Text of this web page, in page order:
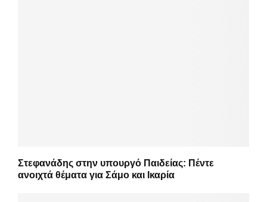
Στεφανάδης στην υπουργό Παιδείας: Πέντε
ανοιχτά θέματα για Σάμο και Ικαρία